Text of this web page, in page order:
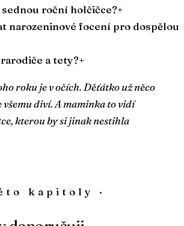
roční holčičce?+
narozeninové focení pro dospělou
a tety?+
roku je v očích. Děťátko už něco
všemu diví. A maminka to vidí
kterou by si jinak nestihla
kapitoly ·